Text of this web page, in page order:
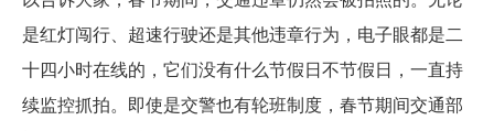
是红灯闯行、超速行驶还是其他违章行为，电子眼都是二
十四小时在线的，它们没有什么节假日不节假日，一直持
续监控抓拍。即使是交警也有轮班制度，春节期间交通部